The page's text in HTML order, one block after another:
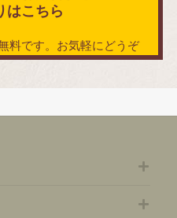
はこちら
料です。お気軽にどうぞ